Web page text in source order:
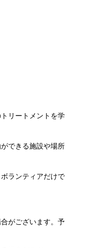
リートメントを学
できる施設や場所
ランティアだけで
がございます。予